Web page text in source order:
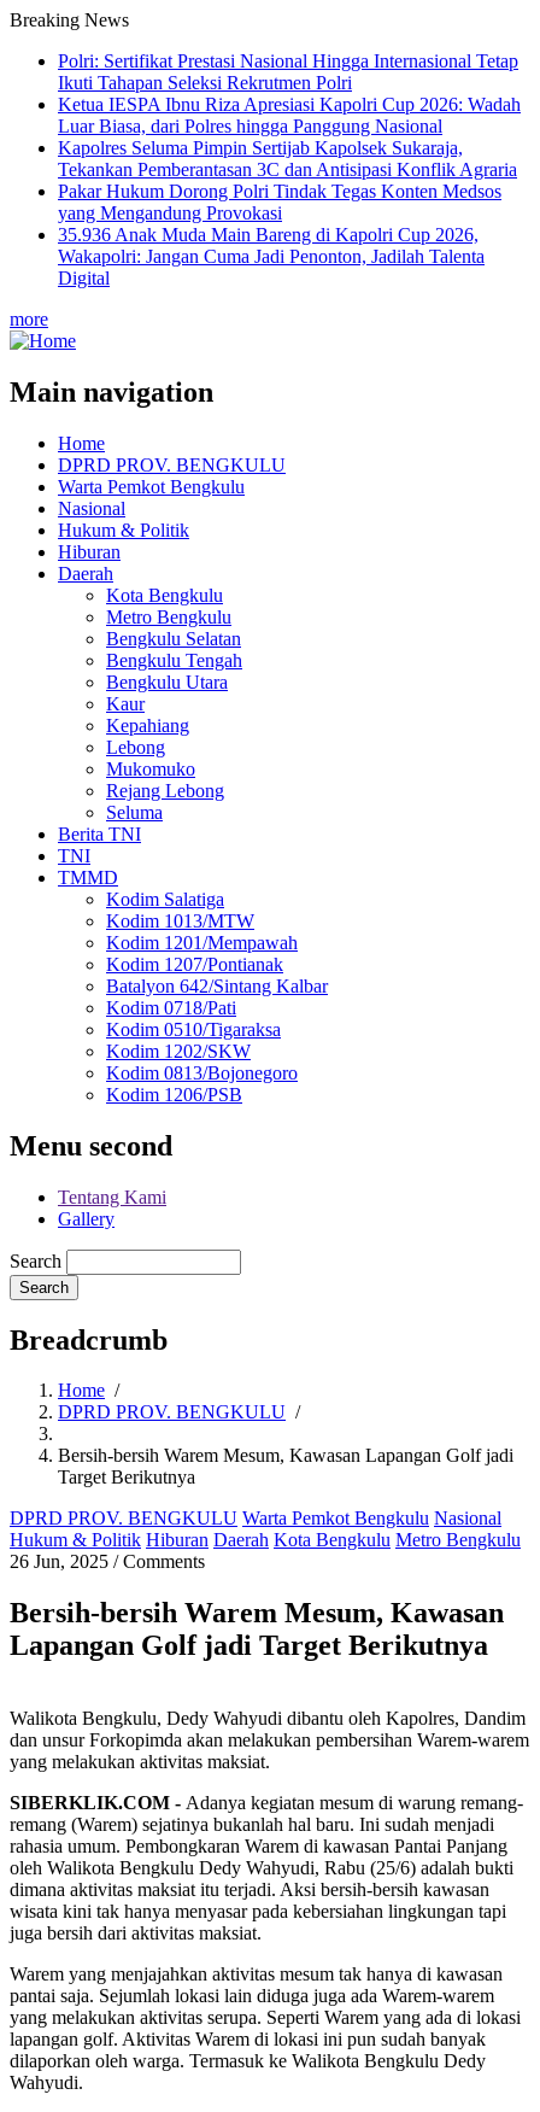
Breaking News
Polri: Sertifikat Prestasi Nasional Hingga Internasional Tetap
Ikuti Tahapan Seleksi Rekrutmen Polri
Ketua IESPA Ibnu Riza Apresiasi Kapolri Cup 2026: Wadah
Luar Biasa, dari Polres hingga Panggung Nasional
Kapolres Seluma Pimpin Sertijab Kapolsek Sukaraja,
Tekankan Pemberantasan 3C dan Antisipasi Konflik Agraria
Pakar Hukum Dorong Polri Tindak Tegas Konten Medsos
yang Mengandung Provokasi
35.936 Anak Muda Main Bareng di Kapolri Cup 2026,
Wakapolri: Jangan Cuma Jadi Penonton, Jadilah Talenta
Digital
more
Main navigation
Home
DPRD PROV. BENGKULU
Warta Pemkot Bengkulu
Nasional
Hukum & Politik
Hiburan
Daerah
Kota Bengkulu
Metro Bengkulu
Bengkulu Selatan
Bengkulu Tengah
Bengkulu Utara
Kaur
Kepahiang
Lebong
Mukomuko
Rejang Lebong
Seluma
Berita TNI
TNI
TMMD
Kodim Salatiga
Kodim 1013/MTW
Kodim 1201/Mempawah
Kodim 1207/Pontianak
Batalyon 642/Sintang Kalbar
Kodim 0718/Pati
Kodim 0510/Tigaraksa
Kodim 1202/SKW
Kodim 0813/Bojonegoro
Kodim 1206/PSB
Menu second
Tentang Kami
Gallery
Search
Breadcrumb
Home /
DPRD PROV. BENGKULU /
Bersih-bersih Warem Mesum, Kawasan Lapangan Golf jadi
Target Berikutnya
DPRD PROV. BENGKULU Warta Pemkot Bengkulu Nasional
Hukum & Politik Hiburan Daerah Kota Bengkulu Metro Bengkulu
26 Jun, 2025 /Comments
Bersih-bersih Warem Mesum, Kawasan
Lapangan Golf jadi Target Berikutnya
Walikota Bengkulu, Dedy Wahyudi dibantu oleh Kapolres, Dandim
dan unsur Forkopimda akan melakukan pembersihan Warem-warem
yang melakukan aktivitas maksiat.
SIBERKLIK.COM - Adanya kegiatan mesum di warung remang-
remang (Warem) sejatinya bukanlah hal baru. Ini sudah menjadi
rahasia umum. Pembongkaran Warem di kawasan Pantai Panjang
oleh Walikota Bengkulu Dedy Wahyudi, Rabu (25/6) adalah bukti
dimana aktivitas maksiat itu terjadi. Aksi bersih-bersih kawasan
wisata kini tak hanya menyasar pada kebersiahan lingkungan tapi
juga bersih dari aktivitas maksiat.
Warem yang menjajahkan aktivitas mesum tak hanya di kawasan
pantai saja. Sejumlah lokasi lain diduga juga ada Warem-warem
yang melakukan aktivitas serupa. Seperti Warem yang ada di lokasi
lapangan golf. Aktivitas Warem di lokasi ini pun sudah banyak
dilaporkan oleh warga. Termasuk ke Walikota Bengkulu Dedy
Wahyudi.